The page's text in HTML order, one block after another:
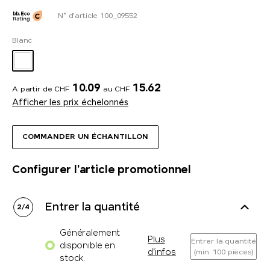
COMMANDER UN ÉCHANTILLON
N° d'article 100_09552
Blanc
A partir de CHF 10.09 au CHF 15.62
Afficher les prix échelonnés
Configurer l'article promotionnel
2/4 Entrer la quantité
Généralement
disponible en
stock.
Plus
d'infos
Entrer la quantité
(min. 100 pièces)